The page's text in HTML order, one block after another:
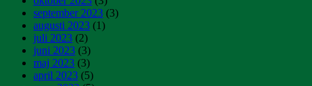
september 2023 (3)
augusti 2023 (1)
juli 2023 (2)
juni 2023 (3)
maj 2023 (3)
april 2023 (5)